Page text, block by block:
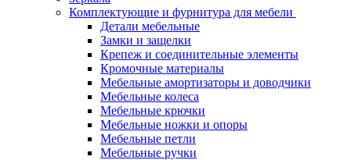
Комплектующие и фурнитура для мебели
Детали мебельные
Замки и защелки
Крепеж и соединительные элементы
Кромочные материалы
Мебельные амортизаторы и доводчики
Мебельные колеса
Мебельные крючки
Мебельные ножки и опоры
Мебельные петли
Мебельные ручки